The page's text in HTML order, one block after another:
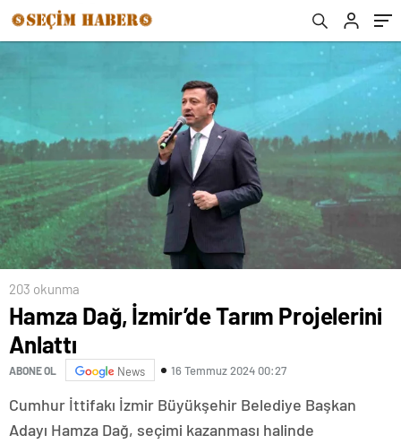
203 okunma
Hamza Dağ, İzmir’de Tarım Projelerini
Anlattı
ABONE OL News 16 Temmuz 2024 00:27
Cumhur İttifakı İzmir Büyükşehir Belediye Başkan
Adayı Hamza Dağ, seçimi kazanması halinde